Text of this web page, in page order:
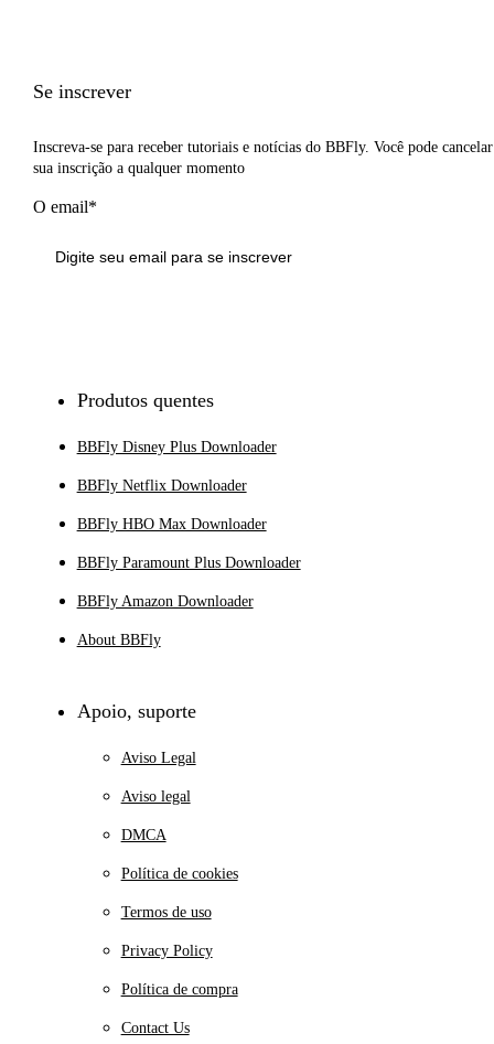
Se inscrever
Inscreva-se para receber tutoriais e notícias do BBFly. Você pode cancelar
sua inscrição a qualquer momento
O email*
Produtos quentes
BBFly Disney Plus Downloader
BBFly Netflix Downloader
BBFly HBO Max Downloader
BBFly Paramount Plus Downloader
BBFly Amazon Downloader
About BBFly
Apoio, suporte
Aviso Legal
Aviso legal
DMCA
Política de cookies
Termos de uso
Privacy Policy
Política de compra
Contact Us